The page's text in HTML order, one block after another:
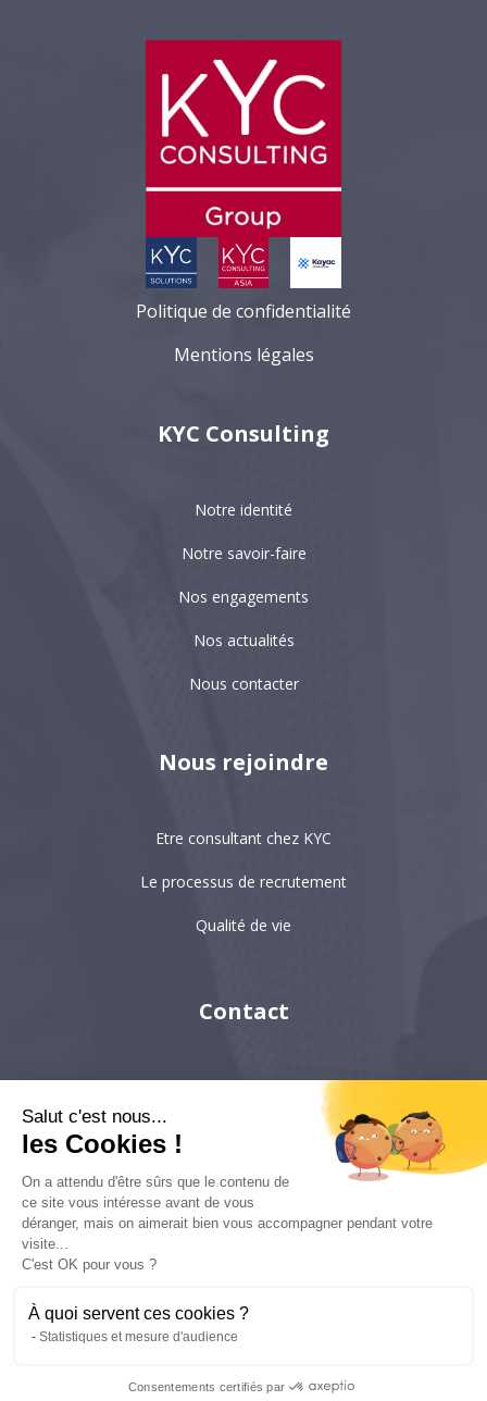
Politique de confidentialité
Mentions légales
KYC Consulting
Notre identité
Notre savoir-faire
Nos engagements
Nos actualités
Nous contacter
Nous rejoindre
Etre consultant chez KYC
Le processus de recrutement
Qualité de vie
Contact
Paris
Singapour
6 villa Émile Bergerat
Copyright © 2022 KYC Consulting - Tous droits réservés - Réalisation :
Salut c'est nous...
les Cookies !
On a attendu d'être sûrs que le contenu de
ce site vous intéresse avant de vous
déranger, mais on aimerait bien vous accompagner pendant votre
visite...
C'est OK pour vous ?
À quoi servent ces cookies ?
Statistiques et mesure d'audience
Consentements certifiés par